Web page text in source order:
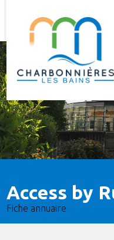
Access by
Fiche annuaire